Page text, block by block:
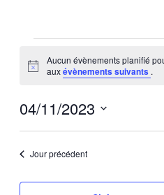
Évènements
4
novembre
2023
Notice
Aucun évènements planifié
auxévènements suivants .
04/11/2023
date.Jour précédent